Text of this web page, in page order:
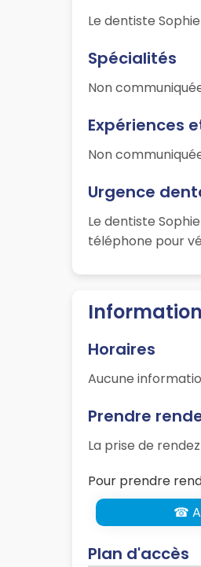
Le dentiste
Spécialités
Non
Expériences
Non
Urgence
Le dentiste
téléphone pour
Horaires
Aucune
Prendre
La prise de
Pour prendre
☎
Plan d'accès